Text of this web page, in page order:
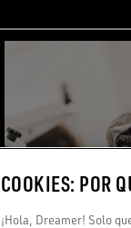
COOKIES: POR
¡Hola, Dreamer! Solo